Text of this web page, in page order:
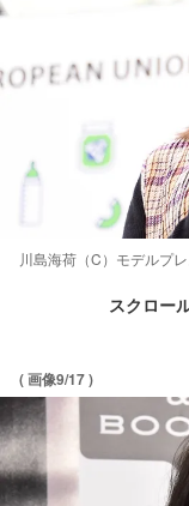
川島海荷（C）モデルプレ
スクロー
( 画像9/17 )